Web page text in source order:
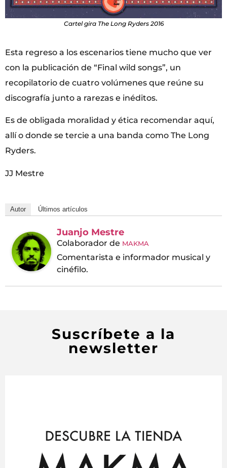
Cartel gira The Long Ryders 2016
Esta regreso a los escenarios tiene mucho que ver
con la publicación de “Final wild songs”, un
recopilatorio de cuatro volúmenes que reúne su
discografía junto a rarezas e inéditos.
Es de obligada moralidad y ética recomendar aquí,
allí o donde se tercie a una banda como The Long
Ryders.
JJ Mestre
Autor Últimos artículos
Juanjo Mestre
Colaborador de MAKMA
Comentarista e informador musical y
cinéfilo.
Suscríbete a la
newsletter